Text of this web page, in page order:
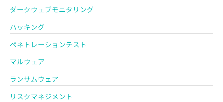
ダークウェブモニタリング
ハッキング
ペネトレーションテスト
マルウェア
ランサムウェア
リスクマネジメント